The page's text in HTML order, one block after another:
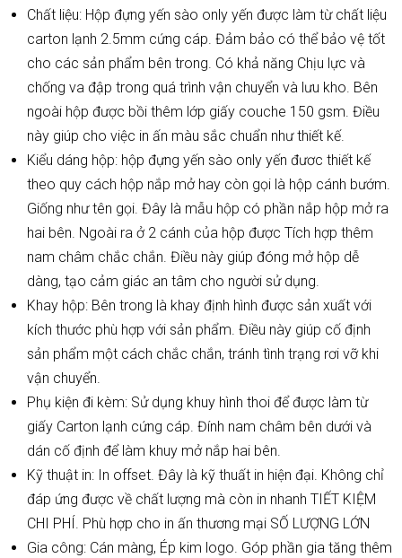
Chất liệu: Hộp đựng yến sào only yến được làm từ chất liệu
carton lạnh 2.5mm cứng cáp. Đảm bảo có thể bảo vệ tốt
cho các sản phẩm bên trong. Có khả năng Chịu lực và
chống va đập trong quá trình vận chuyển và lưu kho. Bên
ngoài hộp được bồi thêm lớp giấy couche 150 gsm. Điều
này giúp cho việc in ấn màu sắc chuẩn như thiết kế.
Kiểu dáng hộp: hộp đựng yến sào only yến đươc thiết kế
theo quy cách hộp nắp mở hay còn gọi là hộp cánh bướm.
Giống như tên gọi. Đây là mẫu hộp có phần nắp hộp mở ra
hai bên. Ngoài ra ở 2 cánh của hộp được Tích hợp thêm
nam châm chắc chắn. Điều này giúp đóng mở hộp dễ
dàng, tạo cảm giác an tâm cho người sử dụng.
Khay hộp: Bên trong là khay định hình được sản xuất với
kích thước phù hợp với sản phẩm. Điều này giúp cố định
sản phẩm một cách chắc chắn, tránh tình trạng rơi vỡ khi
vận chuyển.
Phụ kiện đi kèm: Sử dụng khuy hình thoi để được làm từ
giấy Carton lạnh cứng cáp. Đính nam châm bên dưới và
dán cố định để làm khuy mở nắp hai bên.
Kỹ thuật in: In offset. Đây là kỹ thuất in hiện đại. Không chỉ
đáp ứng được về chất lượng mà còn in nhanh TIẾT KIỆM
CHI PHÍ. Phù hợp cho in ấn thương mại SỐ LƯỢNG LỚN
Gia công: Cán màng, Ép kim logo. Góp phần gia tăng thêm